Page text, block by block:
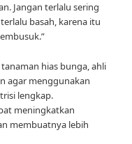
Jangan terlalu sering
basah, karena itu
hias bunga, ahli
agar menggunakan
lengkap.
meningkatkan
membuatnya lebih